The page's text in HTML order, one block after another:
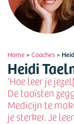
Home » Coaches »
Heidi
‘Hoe leer je
De taoïsten
Medicijn te
je sterker. Je